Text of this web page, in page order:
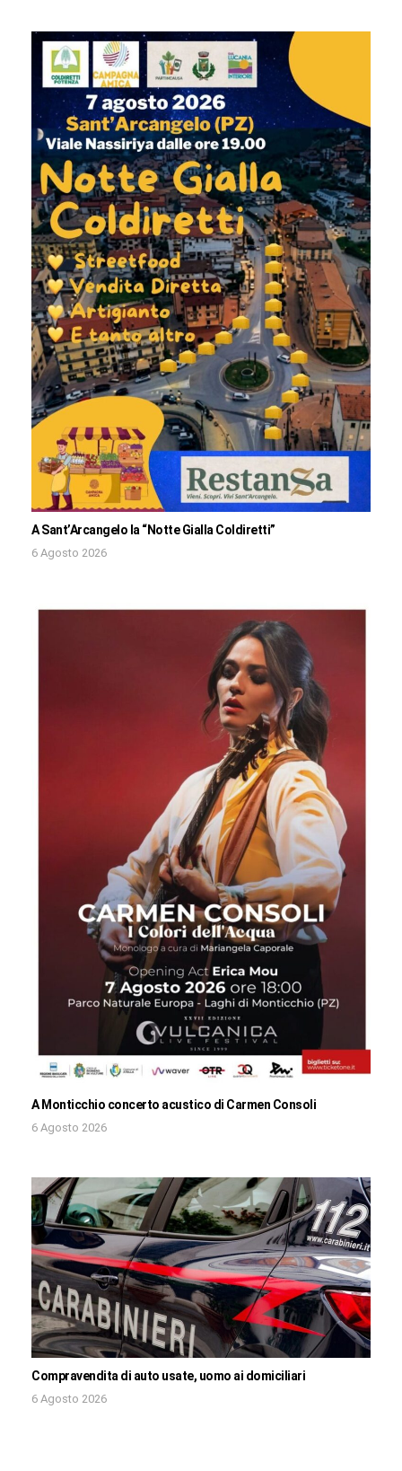
A Sant’Arcangelo la “Notte Gialla Coldiretti”
6 Agosto 2026
A Monticchio concerto acustico di Carmen Consoli
6 Agosto 2026
Compravendita di auto usate, uomo ai domiciliari
6 Agosto 2026